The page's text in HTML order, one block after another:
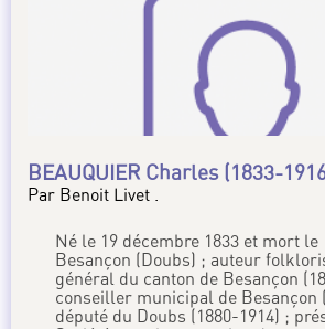
BEAUQUIER Charles (1833-
Par Benoit Livet .
Né le 19 décembre 1833 et mort le
Besançon (Doubs) ; auteur
général du canton de Besançon
conseiller municipal de Besançon
député du Doubs (1880-1914) ;